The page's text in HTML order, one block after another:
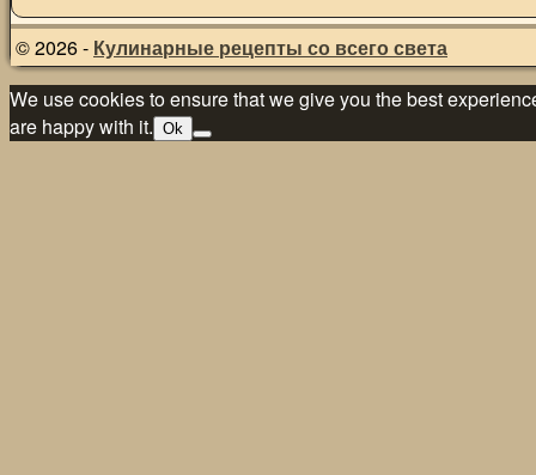
© 2026 - Кулинарные рецепты со всего света
We use cookies to ensure that we give you the best
are happy with it. Ok